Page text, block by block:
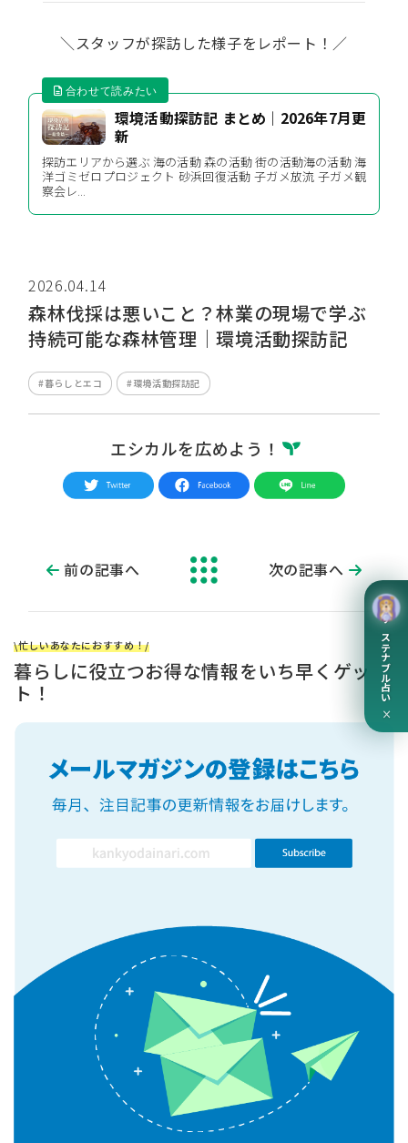
＼スタッフが探訪した様子をレポート！／
環境活動探訪記 まとめ｜2026年7月更
新
探訪エリアから選ぶ 海の活動 森の活動 街の活動海の活動 海
洋ゴミゼロプロジェクト 砂浜回復活動 子ガメ放流 子ガメ観
察会レ...
2026.04.14
森林伐採は悪いこと？林業の現場で学ぶ
持続可能な森林管理｜環境活動探訪記
#暮らしとエコ #環境活動探訪記
エシカルを広めよう！
前の記事へ 次の記事へ
\忙しいあなたにおすすめ！/
暮らしに役立つお得な情報をいち早くゲッ
ト！
サステナブル占い
×